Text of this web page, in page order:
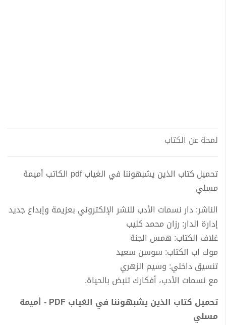
لمحة عن الكتاب
تحميل كتاب الذين يشبهوننا في الغياب pdf الكاتب أميمة
مسلي
الناشر: دار نسمات الأدب للنشر الإلكتروني بعزيمة وإبداع جديد
إدارة الدار: رزان محمد كليب
غلاف الكتاب: همس الجنة
موك اب الكتاب: سوسن سعيد
تنسيق داخلي: وسيم الزهري
مع نسمات الأدب، أفكارك تنبض بالحياة.
تحميل كتاب الذين يشبهوننا في الغياب PDF - أميمة
مسلي